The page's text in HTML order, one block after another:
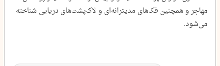
مهاجر و همچنین فک‌های مدیترانه‌ای و لاک‌پشت‌های دریایی شناخته
می‌شود.